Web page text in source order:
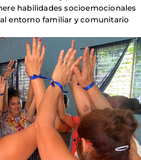
habilidades socioemocionales
entorno familiar y comunitario